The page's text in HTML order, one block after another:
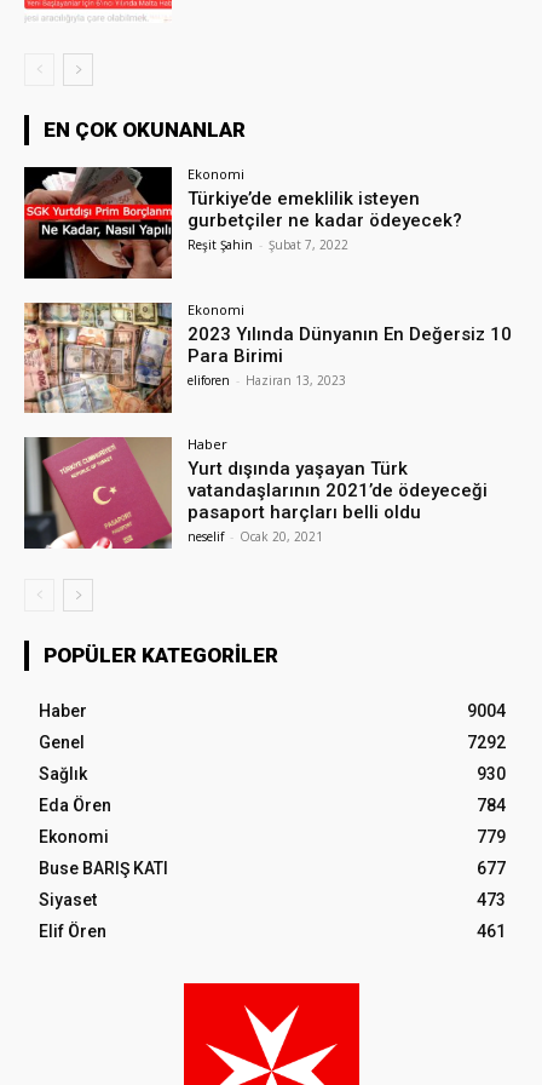
EN ÇOK OKUNANLAR
Ekonomi
Türkiye’de emeklilik isteyen
gurbetçiler ne kadar ödeyecek?
Reşit Şahin - Şubat 7, 2022
Ekonomi
2023 Yılında Dünyanın En Değersiz 10
Para Birimi
eliforen - Haziran 13, 2023
Haber
Yurt dışında yaşayan Türk
vatandaşlarının 2021’de ödeyeceği
pasaport harçları belli oldu
neselif - Ocak 20, 2021
POPÜLER KATEGORILER
Haber
9004
Genel
7292
Sağlık
930
Eda Ören
784
Ekonomi
779
Buse BARIŞ KATI
677
Siyaset
473
Elif Ören
461